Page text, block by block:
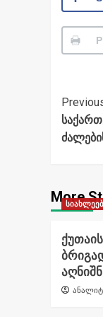
More